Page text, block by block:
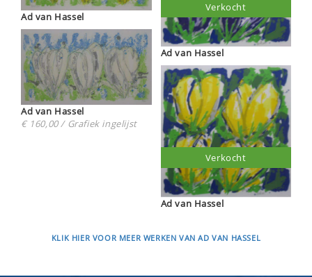
Ad van Hassel
Ad van Hassel
€ 160,00 / Grafiek ingelijst
Ad van Hassel
Verkocht
Ad van Hassel
Verkocht
KLIK HIER VOOR MEER WERKEN VAN AD VAN HASSEL